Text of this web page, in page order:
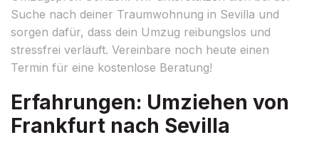
Suche nach deiner Traumwohnung in Sevilla und
sorgen dafür, dass dein Umzug reibungslos und
stressfrei verläuft. Vereinbare noch heute einen
Termin für eine kostenlose Beratung!
Erfahrungen: Umziehen von
Frankfurt nach Sevilla